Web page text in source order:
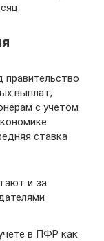
выплат,
с учетом
ставка
и за
в ПФР как